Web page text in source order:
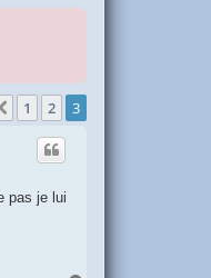
Précédente
1 2 3
pas je lui